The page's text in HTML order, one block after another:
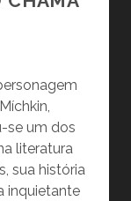
se um dos
literatura
sua história
inquietante